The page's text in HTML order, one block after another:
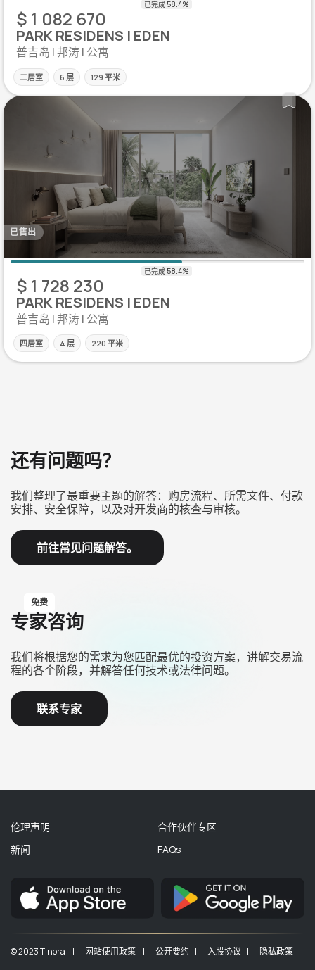
$ 1 082 670
PARK RESIDENS | EDEN
普吉岛 | 邦涛 | 公寓
二居室 6 层 129 平米
已售出
$ 1 728 230
PARK RESIDENS | EDEN
普吉岛 | 邦涛 | 公寓
四居室 4 层 220 平米
还有问题吗？
我们整理了最重要主题的解答：购房流程、所需文件、付款
安排、安全保障，以及对开发商的核查与审核。
前往常见问题解答。
免费
专家咨询
我们将根据您的需求为您匹配最优的投资方案，讲解交易流
程的各个阶段，并解答任何技术或法律问题。
联系专家
伦理声明
新闻
合作伙伴专区
FAQs
© 2023 Tinora | 网站使用政策 | 公开要约 | 入股协议 | 隐私政策